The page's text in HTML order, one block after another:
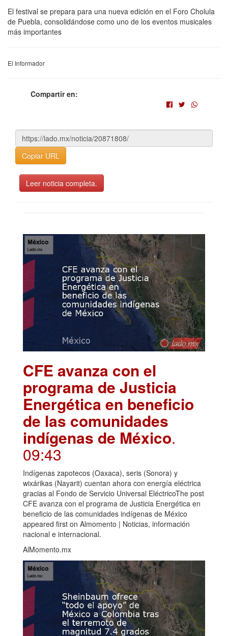
El festival se prepara para una nueva edición en el Foro Cholula
de Puebla, consolidándose como uno de los eventos musicales
más importantes
El Informador
Compartir en:
Copiar URL
Leer noticia completa.
CFE avanza con el
programa de Justicia
Energética en beneficio
de las comunidades
indígenas de México.
09:43
Indígenas zapotecos (Oaxaca), seris (Sonora) y
wixárikas (Nayarit) cuentan ahora con energía eléctrica
gracias al Fondo de Servicio Universal EléctricoThe post
CFE avanza con el programa de Justicia Energética en
beneficio de las comunidades indígenas de México
appeared first on Almomento | Noticias, información
nacional e internacional.
AlMomento.mx